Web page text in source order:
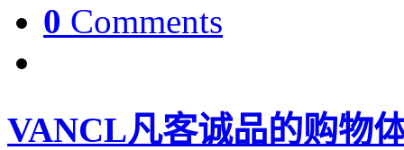
0 Comments
VANCL凡客诚品的购物